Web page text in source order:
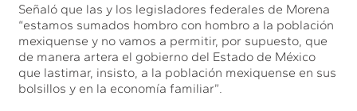
Señaló que las y los legisladores federales de Morena
“estamos sumados hombro con hombro a la población
mexiquense y no vamos a permitir, por supuesto, que
de manera artera el gobierno del Estado de México
que lastimar, insisto, a la población mexiquense en sus
bolsillos y en la economía familiar”.